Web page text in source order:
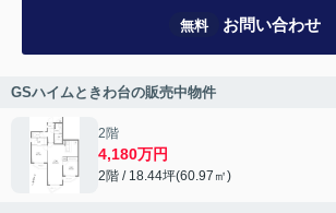
無料 お問い合わせ
GSハイムときわ台の販売中物件
2階
4,180万円
2階 / 18.44坪(60.97㎡)